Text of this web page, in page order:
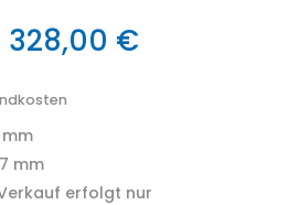
328,00 €
mm
mm
erfolgt nur